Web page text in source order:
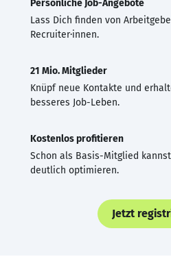
Persönliche Job-Angebote
Lass Dich finden von
Recruiter·innen.
21 Mio. Mitglieder
Knüpf neue Kontakte und
besseres Job-Leben.
Kostenlos profitieren
Schon als Basis-Mitglied
deutlich optimieren.
Jetzt